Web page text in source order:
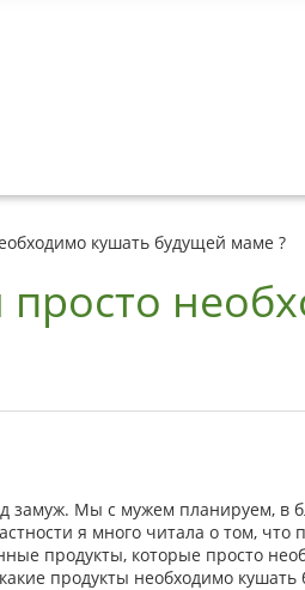
кушать будущей маме ?
замуж. Мы с мужем планируем, в
я много читала о том,
продукты, которые просто
продукты необходимо